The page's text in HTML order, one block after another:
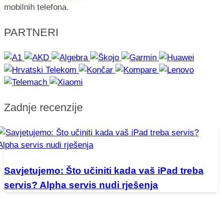
mobilnih telefona.
PARTNERI
Zadnje recenzije
Savjetujemo: Što učiniti kada vaš iPad treba
servis? Alpha servis nudi rješenja